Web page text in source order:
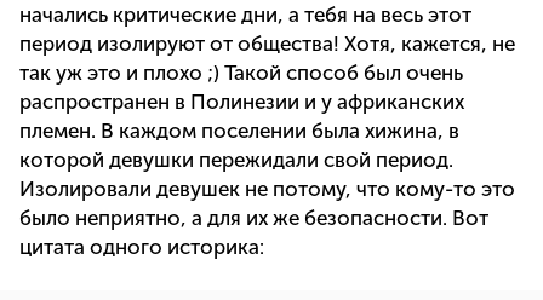
начались критические дни, а тебя на весь этот
период изолируют от общества! Хотя, кажется, не
так уж это и плохо ;) Такой способ был очень
распространен в Полинезии и у африканских
племен. В каждом поселении была хижина, в
которой девушки пережидали свой период.
Изолировали девушек не потому, что кому-то это
было неприятно, а для их же безопасности. Вот
цитата одного историка: